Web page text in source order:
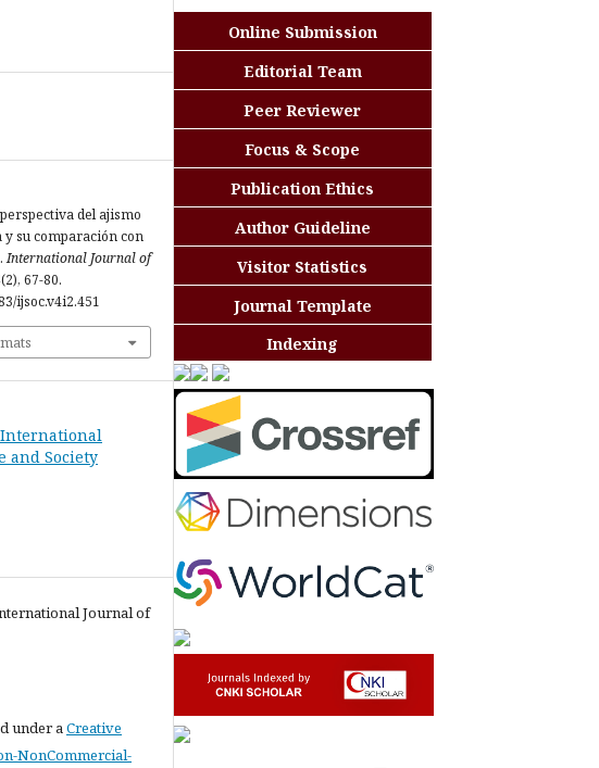
del ajismo
su comparación con
International Journal of
(2), 67-80.
ijsoc.v4i2.451
International
and Society
Journal of
under aCreative
NonCommercial-
Online Submission
Editorial Team
Peer Reviewer
Focus & Scope
Publication Ethics
Author Guideline
Visitor Statistics
Journal Template
Indexing